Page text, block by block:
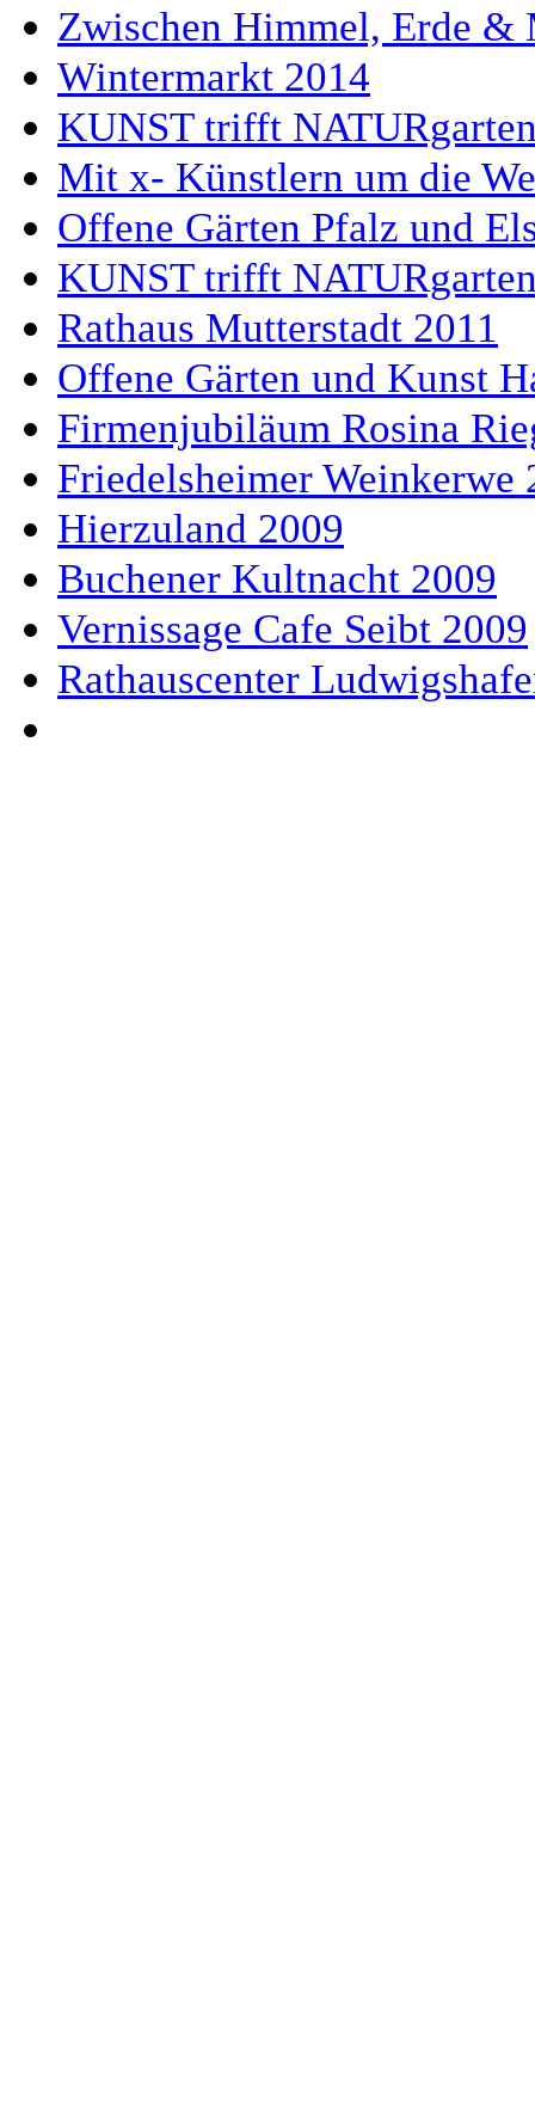
Zwischen Himmel, Erde &
Wintermarkt 2014
KUNST trifft
Mit x- Künstlern um die
Offene Gärten Pfalz und
KUNST trifft
Rathaus Mutterstadt 2011
Offene Gärten und Kunst
Firmenjubiläum Rosina
Friedelsheimer Weinkerwe
Hierzuland 2009
Buchener Kultnacht 2009
Vernissage Cafe Seibt 2009
Rathauscenter